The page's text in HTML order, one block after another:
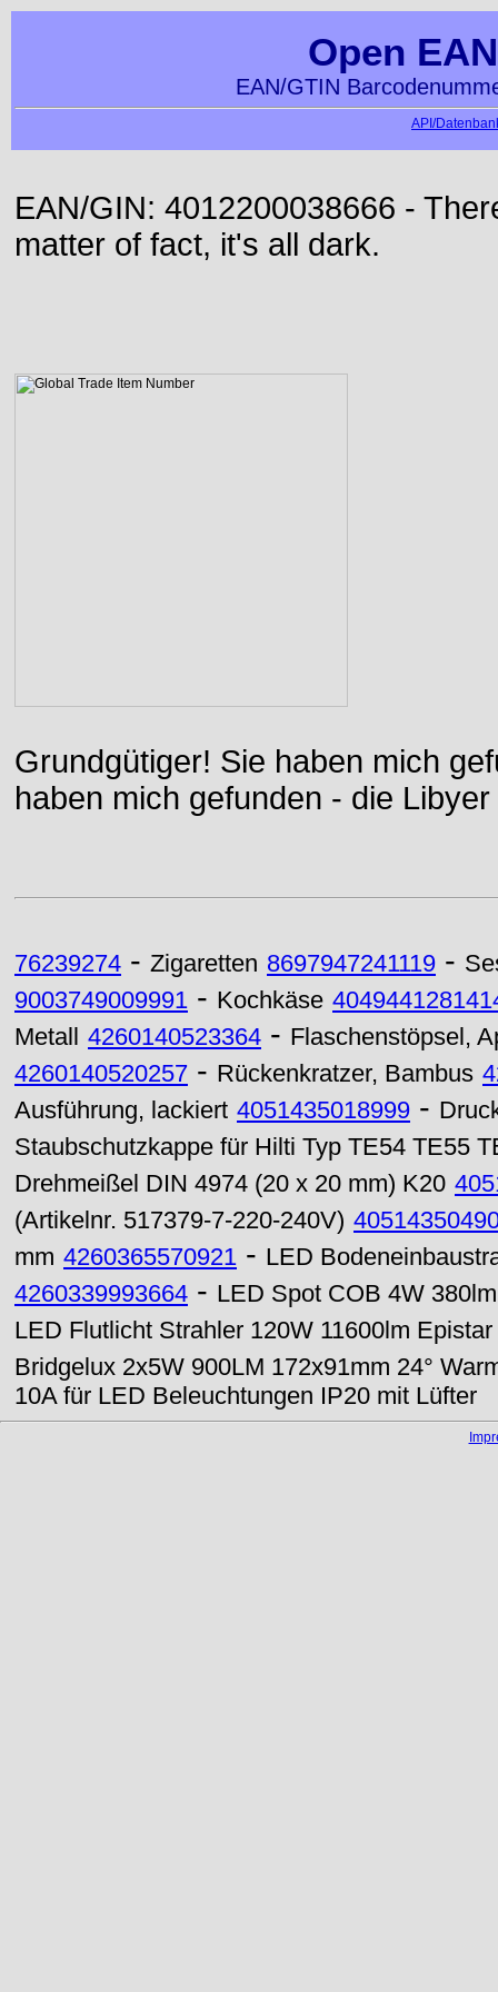
Open
EAN/GTIN
API/
EAN/GIN: 4012200038666 -
matter of fact, it's all dark.
Grundgütiger! Sie haben mich
haben mich gefunden - die
76239274 - Zigaretten 8697947241119 -
9003749009991 - Kochkäse
Metall
4260140523364 - Flaschenstöpsel,
4260140520257 - Rückenkratzer, Bambus
Ausführung, lackiert 4051435018999 -
Staubschutzkappe für Hilti Typ TE54 TE55
Drehmeißel DIN 4974 (20 x 20 mm) K20
(Artikelnr. 517379-7-220-240V)
mm 4260365570921 - LED
4260339993664 - LED Spot COB 4W
LED Flutlicht Strahler 120W 11600lm
Bridgelux 2x5W 900LM 172x91mm 24°
10A für LED Beleuchtungen IP20 mit Lüfter